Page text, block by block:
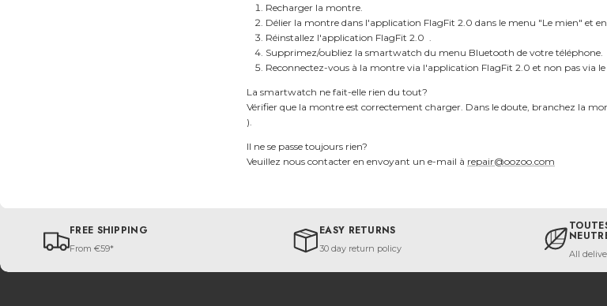
Recharger la montre.
Délier la montre dans l'application FlagFit 2.0 dans le menu "Le mien" et
Réinstallez l'application FlagFit 2.0 .
Supprimez/oubliez la smartwatch du menu Bluetooth de votre téléphone.
Reconnectez-vous à la montre via l'application FlagFit 2.0 et non pas via
La smartwatch ne fait-elle rien du tout?
Vérifier que la montre est correctement charger. Dans le doute, branchez la
).
Il ne se passe toujours rien?
Veuillez nous contacter en envoyant un e-mail à repair@oozoo.com
FREE SHIPPING
From €59*
EASY RETURNS
30 day return policy All